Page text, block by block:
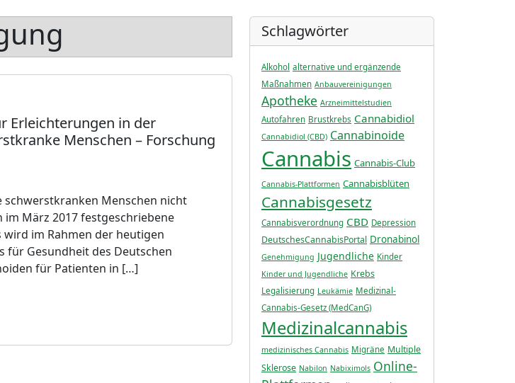
Erleichterungen in der
Menschen – Forschung
schwerstkranken Menschen nicht
März 2017 festgeschriebene
im Rahmen der heutigen
für Gesundheit des Deutschen
für Patienten in […]
Schlagwörter
Alkohol alternative und ergänzende
Maßnahmen Anbauvereinigungen
Apotheke Arzneimittelstudien
Autofahren Brustkrebs Cannabidiol
Cannabidiol (CBD) Cannabinoide
Cannabis Cannabis-Club
Cannabis-Plattformen Cannabisblüten
Cannabisgesetz
Cannabisverordnung CBD Depression
DeutschesCannabisPortal Dronabinol
Genehmigung Jugendliche Kinder
Kinder und Jugendliche Krebs
Legalisierung Leukämie Medizinal-
Cannabis-Gesetz (MedCanG)
Medizinalcannabis
medizinisches Cannabis Migräne Multiple
Sklerose Nabilon Nabiximols Online-